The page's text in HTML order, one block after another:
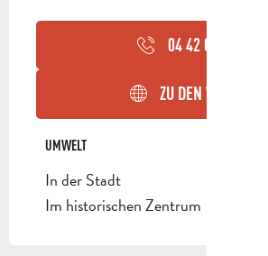
04 42 03 11
ZU DEN WEBSEITEN
UMWELT
UMWELT
In der Stadt
Im historischen Zentrum